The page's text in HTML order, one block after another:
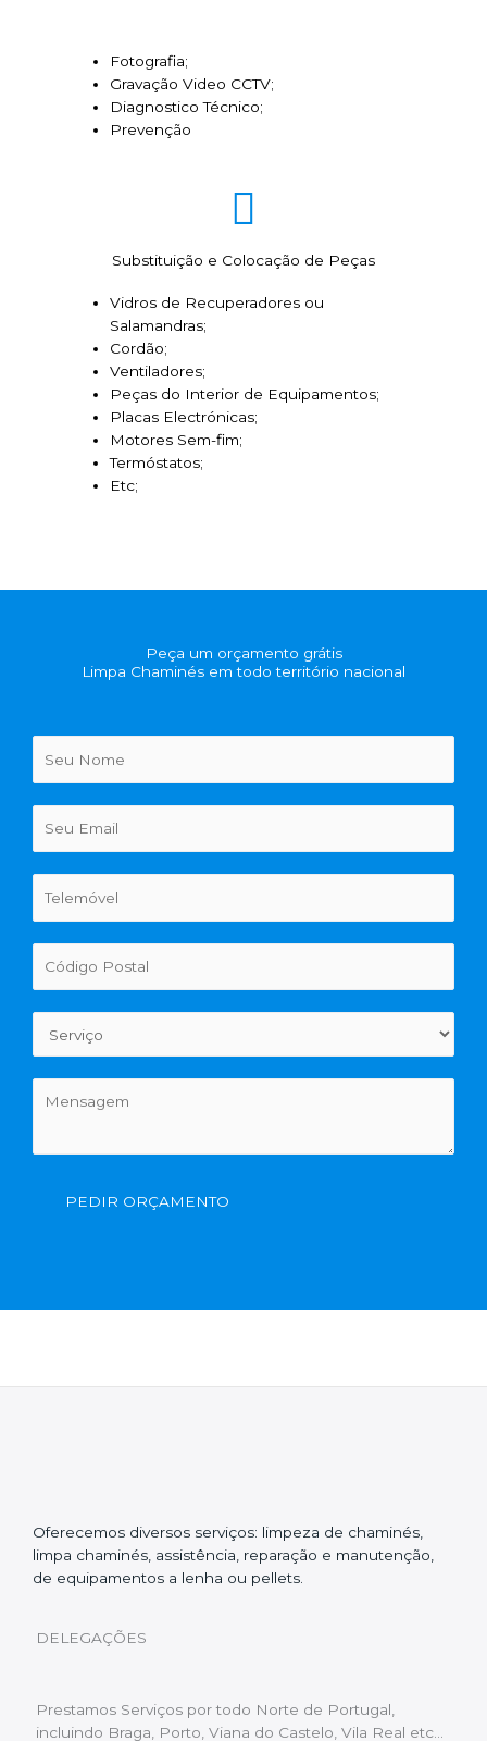
Fotografia;
Gravação Video CCTV;
Diagnostico Técnico;
Prevenção
Substituição e Colocação de Peças
Vidros de Recuperadores ou
Salamandras;
Cordão;
Ventiladores;
Peças do Interior de Equipamentos;
Placas Electrónicas;
Motores Sem-fim;
Termóstatos;
Etc;
Peça um orçamento grátis
Limpa Chaminés em todo território nacional
PEDIR ORÇAMENTO
Oferecemos diversos serviços: limpeza de chaminés,
limpa chaminés, assistência, reparação e manutenção,
de equipamentos a lenha ou pellets.
DELEGAÇÕES
Prestamos Serviços por todo Norte de Portugal,
incluindo Braga, Porto, Viana do Castelo, Vila Real etc…